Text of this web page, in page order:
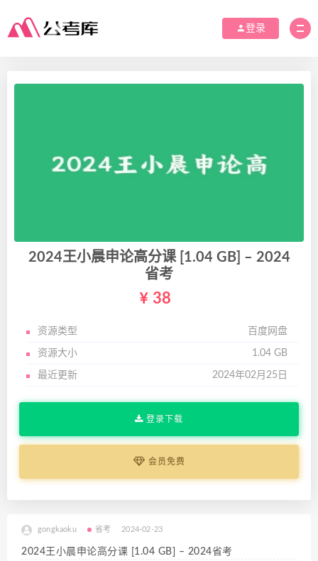
登录
2024王小晨申论高分课 [1.04 GB] – 2024
省考
38
资源类型 百度网盘
资源大小 1.04 GB
最近更新 2024年02月25日
登录下载
会员免费
gongkaoku 省考 2024-02-23
2024王小晨申论高分课 [1.04 GB] – 2024省考